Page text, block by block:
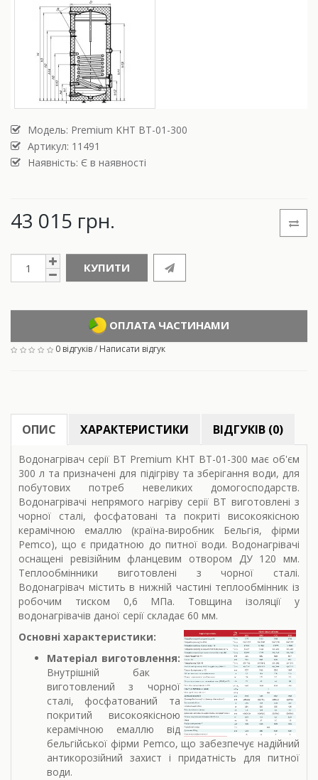
Модель: Premium KHT BT-01-300
Артикул: 11491
Наявність: Є в наявності
43 015 грн.
КУПИТИ
ОПЛАТА ЧАСТИНАМИ
0 відгуків/ Написати відгук
ОПИС ХАРАКТЕРИСТИКИ ВІДГУКІВ (0)
Водонагрівач серії ВТ Premium KHT BT-01-300 має об'єм
300 л та призначені для підігріву та зберігання води, для
побутових потреб невеликих домогосподарств.
Водонагрівачі непрямого нагріву серії ВТ виготовлені з
чорної сталі, фосфатовані та покриті високоякісною
керамічною емаллю (країна-виробник Бельгія, фірми
Pemco), що є придатною до питної води. Водонагрівачі
оснащені ревізійним фланцевим отвором ДУ 120 мм.
Теплообмінники виготовлені з чорної сталі.
Водонагрівач містить в нижній частині теплообмінник із
робочим тиском 0,6 МПа. Товщина ізоляції у
водонагрівачів даної серії складає 60 мм.
Основні характеристики:
Матеріал виготовлення:
Внутрішній бак
виготовлений з чорної
сталі, фосфатований та
покритий високоякісною
керамічною емаллю від
бельгійської фірми Pemco, що забезпечує надійний
антикорозійний захист і придатність для питної
води.